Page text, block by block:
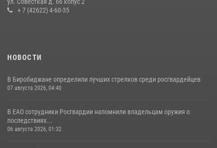
13 июля 2026, 02:04 3
+ 7 (42622) 4-60-35
НОВОСТИ
В Биробиджане определили лучших стрелков среди росгвардейцев
07 августа 2026, 04:40
В ЕАО сотрудники Росгвардии напомнили владельцам оружия о
последствиях...
06 августа 2026, 01:32